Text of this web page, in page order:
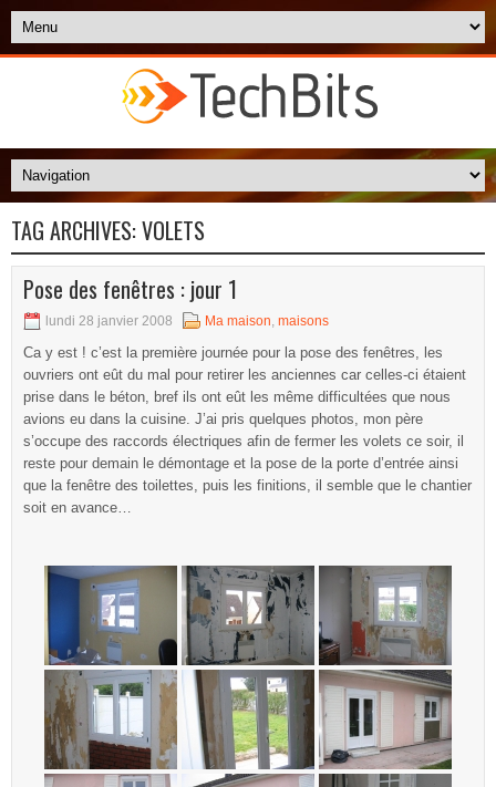
TAG ARCHIVES:VOLETS
Pose des fenêtres : jour 1
lundi 28 janvier 2008 Ma maison, maisons
Ca y est ! c’est la première journée pour la pose des fenêtres, les
ouvriers ont eût du mal pour retirer les anciennes car celles-ci étaient
prise dans le béton, bref ils ont eût les même difficultées que nous
avions eu dans la cuisine. J’ai pris quelques photos, mon père
s’occupe des raccords électriques afin de fermer les volets ce soir, il
reste pour demain le démontage et la pose de la porte d’entrée ainsi
que la fenêtre des toilettes, puis les finitions, il semble que le chantier
soit en avance…